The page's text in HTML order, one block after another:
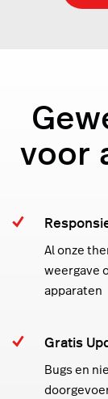
voor
Al onze
weergave
apparaten
Gratis
Bugs en